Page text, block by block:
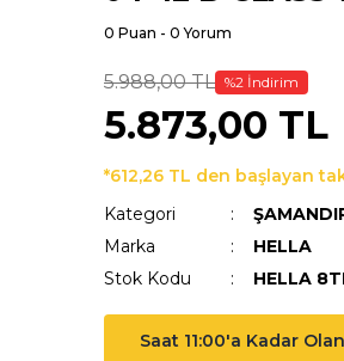
0 Puan - 0 Yorum
5.988,00 TL %2 İndirim
5.873,00 TL
*612,26 TL den başlayan
Kategori
Marka
HELLA
Stok Kodu
HELLA
Saat 11:00'a Kadar